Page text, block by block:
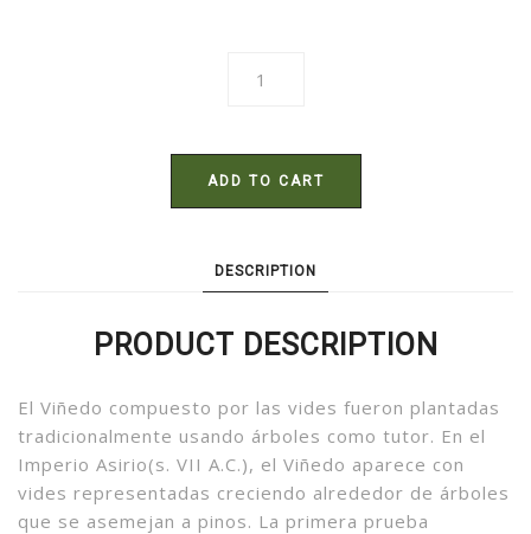
ADD TO CART
DESCRIPTION
PRODUCT DESCRIPTION
El Viñedo compuesto por las vides fueron plantadas
tradicionalmente usando árboles como tutor. En el
Imperio Asirio(s. VII A.C.), el Viñedo aparece con
vides representadas creciendo alrededor de árboles
que se asemejan a pinos. La primera prueba